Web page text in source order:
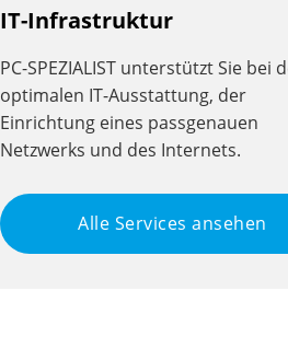
IT-Infrastruktur
PC-SPEZIALIST unterstützt Sie bei
optimalen IT-Ausstattung, der
Einrichtung eines passgenauen
Netzwerks und des Internets.
Alle Services ansehen